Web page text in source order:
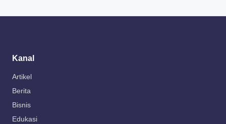
Kanal
Artikel
Berita
Bisnis
Edukasi